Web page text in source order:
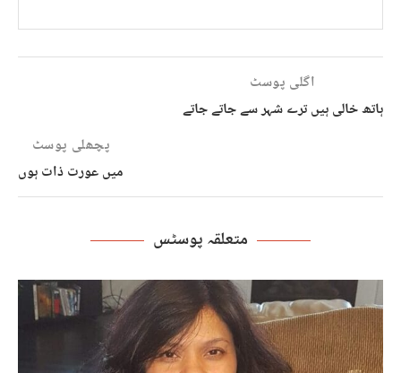
اگلی پوسٹ
ہاتھ خالی ہیں ترے شہر سے جاتے جاتے
پچھلی پوسٹ
میں عورت ذات ہوں
متعلقہ پوسٹس